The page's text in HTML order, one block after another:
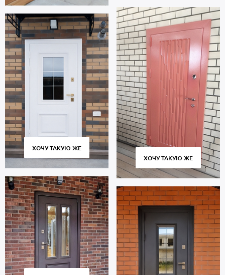
деформаций.
Цена указана за стандартный размер 2000х800 мм. Гарантия 5
лет.
Позвоните в отдел продаж или оставьте заявку на сайте, чтобы
приобрести дверь по габаритам вашего проема. Выезд
специалиста по замерам — бесплатно. Быстрое изготовление.
Доставка во все города и районы Москвы и области, монтаж.
ХОЧУ ТАКУЮ ЖЕ
ХОЧУ ТАКУЮ ЖЕ